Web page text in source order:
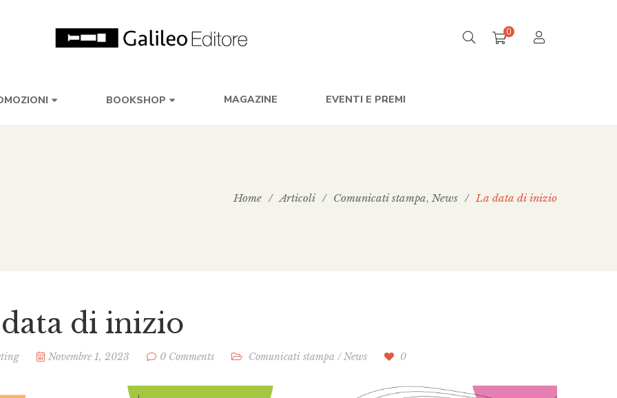
0
BOOKSHOP MAGAZINE EVENTI E PREMI
Home / Articoli / Comunicati stampa, News / La data di inizio
di inizio
Novembre 1, 2023 0 Comments Comunicati stampa /News 0